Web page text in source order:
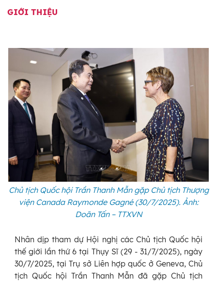
GIỚI THIỆU
Chủ tịch Quốc hội Trần Thanh Mẫn gặp Chủ tịch Thượng
viện Canada Raymonde Gagné (30/7/2025). Ảnh:
Doãn Tấn – TTXVN
Nhân dịp tham dự Hội nghị các Chủ tịch Quốc hội
thế giới lần thứ 6 tại Thụy Sĩ (29 - 31/7/2025), ngày
30/7/2025, tại Trụ sở Liên hợp quốc ở Geneva, Chủ
tịch Quốc hội Trần Thanh Mẫn đã gặp Chủ tịch